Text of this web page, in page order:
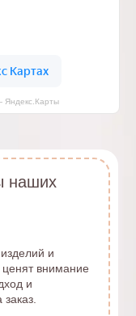
Яндекс.Карты
наших
и
внимание
и